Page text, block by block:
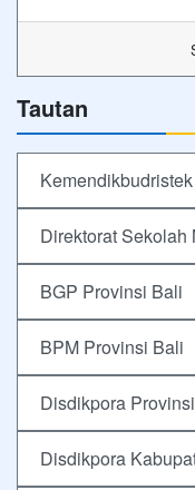
Tautan
Kemendikbudristek
Direktorat Sekolah
BGP Provinsi Bali
BPM Provinsi Bali
Disdikpora
Disdikpora